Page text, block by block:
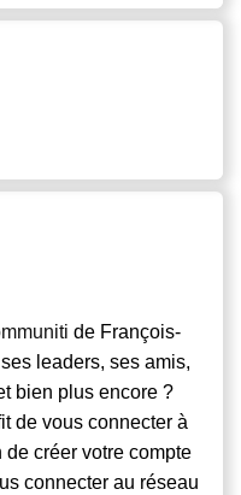
de François-
leaders, ses amis,
bien plus encore ?
de vous connecter à
de créer votre compte
connecter au réseau